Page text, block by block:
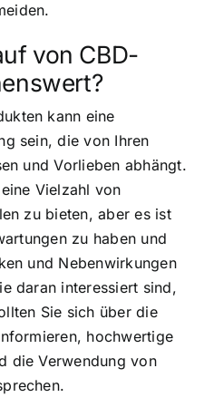
von CBD-
kann eine
sein, die von Ihren
und Vorlieben abhängt.
Vielzahl von
zu bieten, aber es ist
zu haben und
und Nebenwirkungen
daran interessiert sind,
Sie sich über die
hochwertige
die Verwendung von